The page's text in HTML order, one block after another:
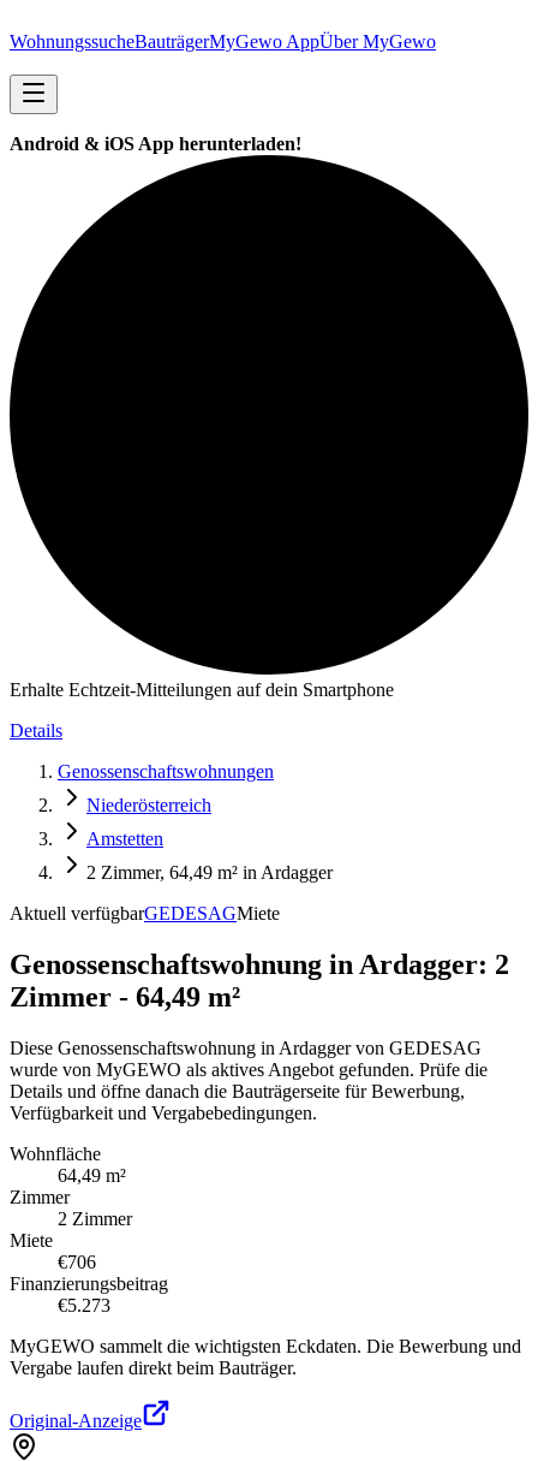
WohnungssucheBauträgerMyGewo AppÜber MyGewo
Android & iOS App herunterladen!
Erhalte Echtzeit-Mitteilungen auf dein Smartphone
Details
Genossenschaftswohnungen
Niederösterreich
Amstetten
2 Zimmer, 64,49 m² in Ardagger
Aktuell verfügbarGEDESAGMiete
Genossenschaftswohnung in Ardagger: 2
Zimmer - 64,49 m²
Diese Genossenschaftswohnung in Ardagger von GEDESAG
wurde von MyGEWO als aktives Angebot gefunden. Prüfe die
Details und öffne danach die Bauträgerseite für Bewerbung,
Verfügbarkeit und Vergabebedingungen.
Wohnfläche
64,49 m²
Zimmer
2 Zimmer
Miete
€706
Finanzierungsbeitrag
€5.273
MyGEWO sammelt die wichtigsten Eckdaten. Die Bewerbung und
Vergabe laufen direkt beim Bauträger.
Original-Anzeige